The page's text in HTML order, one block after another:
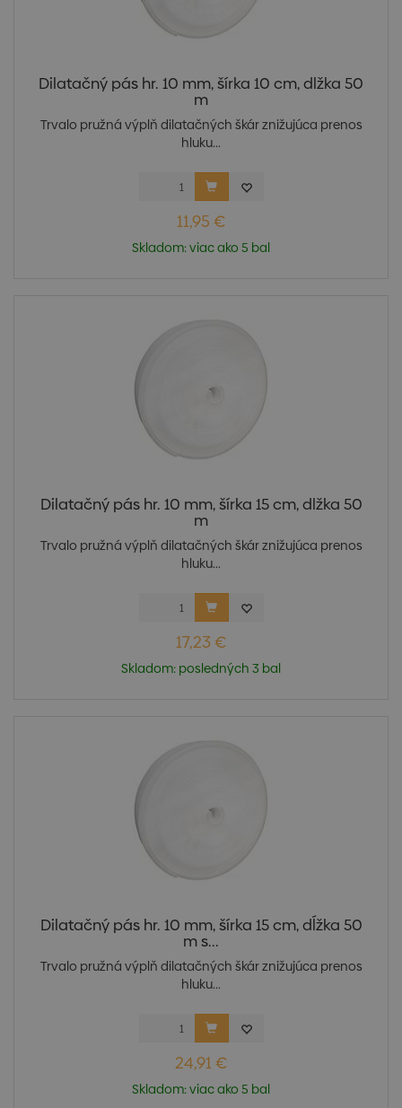
Dilatačný pás hr. 10 mm, šírka 10 cm, dlžka 50
m
Trvalo pružná výplň dilatačných škár znižujúca prenos
hluku...
11,95 €
Skladom: viac ako 5 bal
Dilatačný pás hr. 10 mm, šírka 15 cm, dlžka 50
m
Trvalo pružná výplň dilatačných škár znižujúca prenos
hluku...
17,23 €
Skladom: posledných 3 bal
Dilatačný pás hr. 10 mm, šírka 15 cm, dĺžka 50
m s...
Trvalo pružná výplň dilatačných škár znižujúca prenos
hluku...
24,91 €
Skladom: viac ako 5 bal